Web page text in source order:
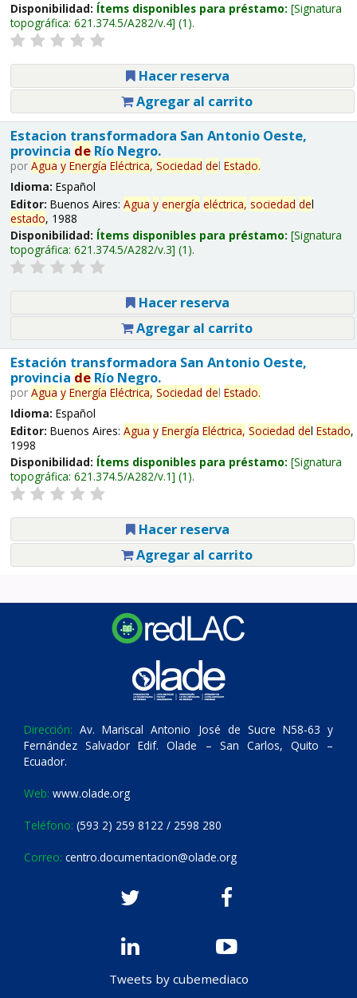
Disponibilidad: Ítems disponibles para préstamo: Signatura
topográfica: 621.374.5/A282/v.4 (1).
Hacer reserva
Agregar al carrito
Estacion transformadora San Antonio Oeste,
provincia deRío Negro.
por Agua y Energía Eléctrica, Sociedad del Estado.
Idioma: Español
Editor: Buenos Aires: Agua y energía eléctrica, sociedad del
estado, 1988
Disponibilidad: Ítems disponibles para préstamo: Signatura
topográfica: 621.374.5/A282/v.3 (1).
Hacer reserva
Agregar al carrito
Estación transformadora San Antonio Oeste,
provincia deRío Negro.
por Agua y Energía Eléctrica, Sociedad del Estado.
Idioma: Español
Editor: Buenos Aires: Agua y Energía Eléctrica, Sociedad del Estado,
1998
Disponibilidad: Ítems disponibles para préstamo: Signatura
topográfica: 621.374.5/A282/v.1 (1).
Hacer reserva
Agregar al carrito
Dirección: Av. Mariscal Antonio José de Sucre N58-63 y
Fernández Salvador Edif. Olade – San Carlos, Quito –
Ecuador.
Web: www.olade.org
Teléfono: (593 2) 259 8122 / 2598 280
Correo: centro.documentacion@olade.org
Tweets by cubemediaco